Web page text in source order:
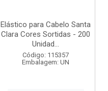
Elástico para Cabelo Santa
Clara Cores Sortidas - 200
Unidad...
Código: 115357
Embalagem: UN